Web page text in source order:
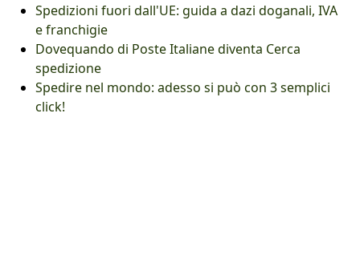
Spedizioni fuori dall'UE: guida a dazi doganali, IVA
e franchigie
Dovequando di Poste Italiane diventa Cerca
spedizione
Spedire nel mondo: adesso si può con 3 semplici
click!